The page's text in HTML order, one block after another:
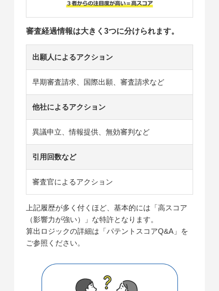
審査経過情報は大きく3つに分けられます。
出願人によるアクション
早期審査請求、国際出願、審査請求など
他社によるアクション
異議申立、情報提供、無効審判など
引用回数など
審査官によるアクション
上記履歴が多く付くほど、基本的には「高スコア
（影響力が強い）」な特許となります。
算出ロジックの詳細は「パテントスコアQ&A」を
ご参照ください。